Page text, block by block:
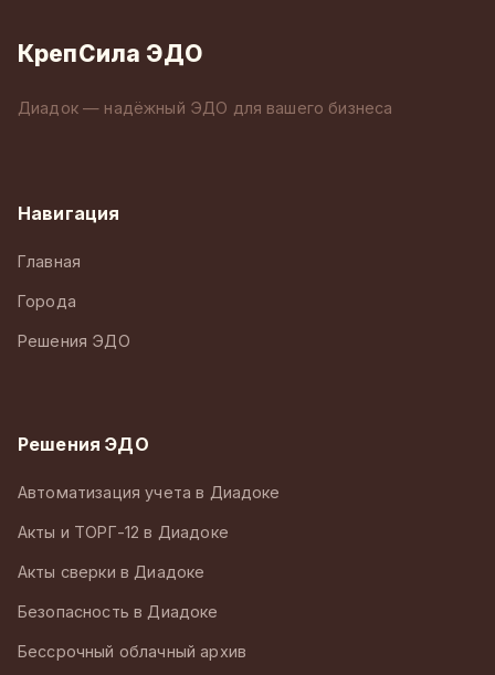
КрепСила ЭДО
Диадок — надёжный ЭДО для вашего бизнеса
Навигация
Главная
Города
Решения ЭДО
Решения ЭДО
Автоматизация учета в Диадоке
Акты и ТОРГ-12 в Диадоке
Акты сверки в Диадоке
Безопасность в Диадоке
Бессрочный облачный архив